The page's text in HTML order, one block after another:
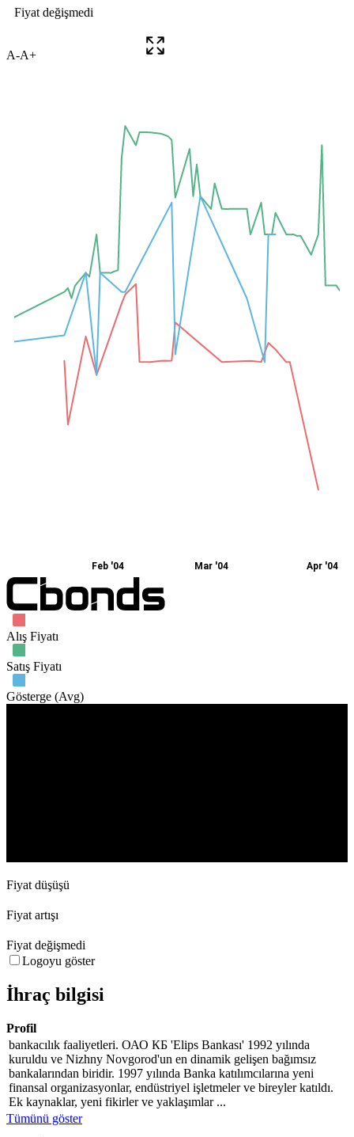
A-A+
Feb '04 Mar '04 Apr '04
Alış Fiyatı
Satış Fiyatı
Gösterge (Avg)
Fiyat düşüşü
Fiyat artışı
Fiyat değişmedi
Logoyu göster
İhraç bilgisi
Profil
bankacılık faaliyetleri. ОАО КБ 'Elips Bankası' 1992 yılında
kuruldu ve Nizhny Novgorod'un en dinamik gelişen bağımsız
bankalarından biridir. 1997 yılında Banka katılımcılarına yeni
finansal organizasyonlar, endüstriyel işletmeler ve bireyler katıldı.
Ek kaynaklar, yeni fikirler ve yaklaşımlar ...
Tümünü göster